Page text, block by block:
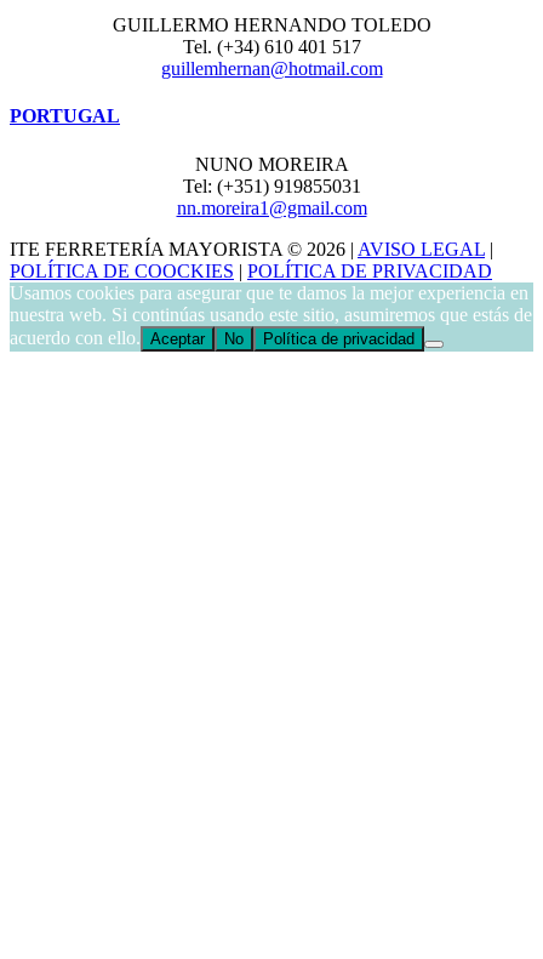
GUILLERMO HERNANDO TOLEDO
Tel. (+34) 610 401 517
guillemhernan@hotmail.com
PORTUGAL
NUNO MOREIRA
Tel: (+351) 919855031
nn.moreira1@gmail.com
ITE FERRETERÍA MAYORISTA © 2026 | AVISO LEGAL |
POLÍTICA DE COOCKIES | POLÍTICA DE PRIVACIDAD
Usamos cookies para asegurar que te damos la mejor experiencia en
nuestra web. Si continúas usando este sitio, asumiremos que estás de
acuerdo con ello. Aceptar No Política de privacidad